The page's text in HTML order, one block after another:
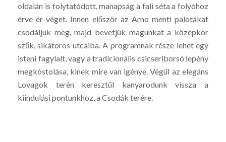
oldalán is folytatódott, manapság a fali séta a folyóhoz
érve ér véget. Innen először az Arno menti palotákat
csodáljuk meg, majd bevetjük magunkat a középkor
szűk, sikátoros utcáiba. A programnak része lehet egy
isteni fagylalt, vagy a tradícionális csicseriborsó lepény
megkóstolása, kinek mire van igénye. Végül az elegáns
Lovagok terén keresztül kanyarodunk vissza a
kiindulási pontunkhoz, a Csodák terére.